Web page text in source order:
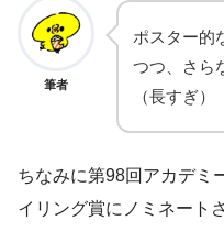
筆者
ポスター的
つつ、さら
（長すぎ）
ちなみに第98回アカデミ
イリング賞にノミネート